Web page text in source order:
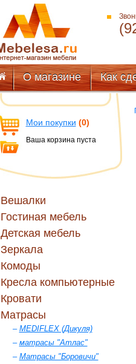
О магазине Как
Мои покупки (0)
Ваша корзина пуста
Вешалки
Гостиная мебель
Детская мебель
Зеркала
Комоды
Кресла компьютерные
Кровати
Матрасы
– MEDIFLEX (Дикуля)
– матрасы "Атлас"
– Матрасы "Боровичи"